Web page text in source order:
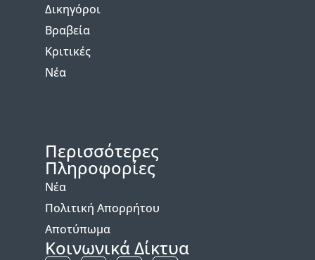
Δικηγόροι
Βραβεία
Κριτικές
Νέα
Περισσότερες
Πληροφορίες
Νέα
Πολιτική Απορρήτου
Αποτύπωμα
Κοινωνικά Δίκτυα